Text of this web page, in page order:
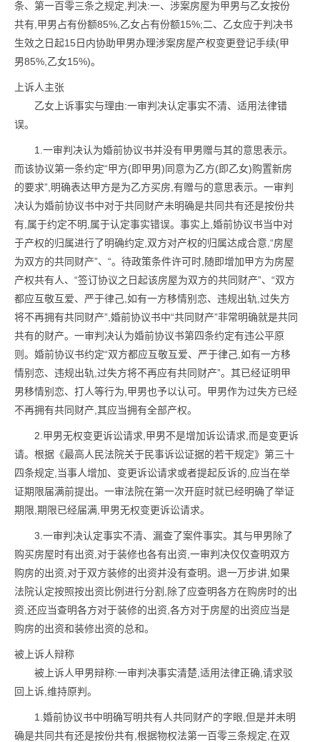
条、第一百零三条之规定,判决:一、涉案房屋为甲男与乙女按份
共有,甲男占有份额85%,乙女占有份额15%;二、乙女应于判决书
生效之日起15日内协助甲男办理涉案房屋产权变更登记手续(甲
男85%,乙女15%)。
上诉人主张
乙女上诉事实与理由:一审判决认定事实不清、适用法律错
误。
1.一审判决认为婚前协议书并没有甲男赠与其的意思表示。
而该协议第一条约定“甲方(即甲男)同意为乙方(即乙女)购置新房
的要求”,明确表达甲方是为乙方买房,有赠与的意思表示。一审判
决认为婚前协议书中对于共同财产未明确是共同共有还是按份共
有,属于约定不明,属于认定事实错误。事实上,婚前协议书当中对
于产权的归属进行了明确约定,双方对产权的归属达成合意,“房屋
为双方的共同财产”、“。待政策条件许可时,随即增加甲方为房屋
产权共有人、“签订协议之日起该房屋为双方的共同财产”、“双方
都应互敬互爱、严于律己,如有一方移情别恋、违规出轨,过失方
将不再拥有共同财产”,婚前协议书中“共同财产”非常明确就是共同
共有的财产。一审判决认为婚前协议书第四条约定有违公平原
则。婚前协议书约定“双方都应互敬互爱、严于律己,如有一方移
情别恋、违规出轨,过失方将不再应有共同财产”。其已经证明甲
男移情别恋、打人等行为,甲男也予以认可。甲男作为过失方已经
不再拥有共同财产,其应当拥有全部产权。
2.甲男无权变更诉讼请求,甲男不是增加诉讼请求,而是变更诉
请。根据《最高人民法院关于民事诉讼证据的若干规定》第三十
四条规定,当事人增加、变更诉讼请求或者提起反诉的,应当在举
证期限届满前提出。一审法院在第一次开庭时就已经明确了举证
期限,期限已经届满,甲男无权变更诉讼请求。
3.一审判决认定事实不清、漏查了案件事实。其与甲男除了
购买房屋时有出资,对于装修也各有出资,一审判决仅仅查明双方
购房的出资,对于双方装修的出资并没有查明。退一万步讲,如果
法院认定按照按出资比例进行分割,除了应查明各方在购房时的出
资,还应当查明各方对于装修的出资,各方对于房屋的出资应当是
购房的出资和装修出资的总和。
被上诉人辩称
被上诉人甲男辩称:一审判决事实清楚,适用法律正确,请求驳
回上诉,维持原判。
1.婚前协议书中明确写明共有人共同财产的字眼,但是并未明
确是共同共有还是按份共有,根据物权法第一百零三条规定,在双